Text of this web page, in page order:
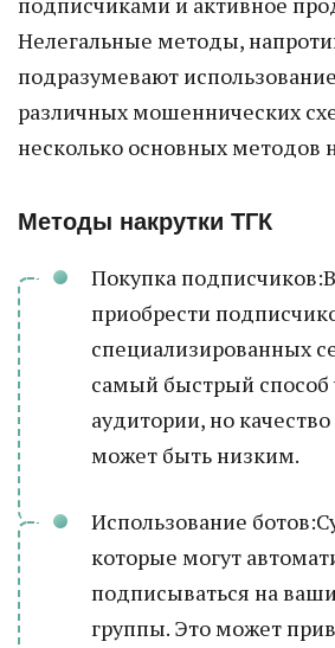
Нелегальные методы,
подразумевают
различных мошеннических
несколько основных методов
Методы накрутки ТГК
Покупка
приобрести
специализированных
самый быстрый способ
аудитории, но
может быть низким.
Использование
которые могут
подписываться на
группы. Это может